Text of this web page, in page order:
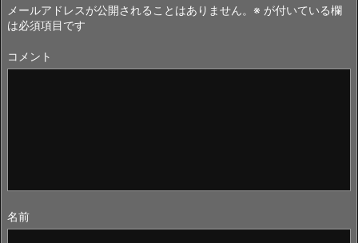
メールアドレスが公開されることはありません。 ※ が付いている欄
は必須項目です
コメント
名前